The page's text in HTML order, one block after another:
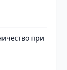
при